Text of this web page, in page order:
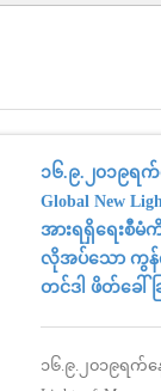
၁၆.၉.၂၀၁၉ရက်
Global New
အားရရှိရေးစီ
လိုအပ်သော ကွန်ကရ
တင်ဒါ ဖိတ်ခေါ်ခ
၁၆.၉.၂၀၁၉ရက်န